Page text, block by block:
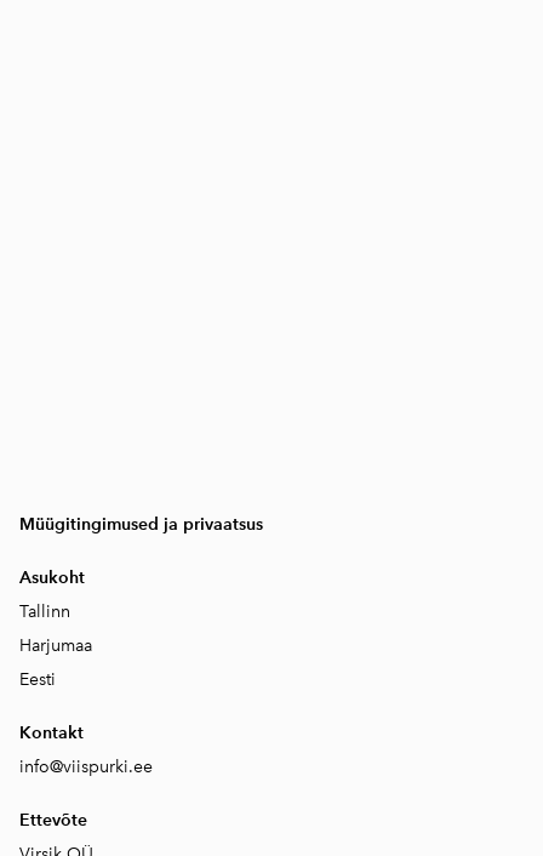
Müügitingimused ja privaatsus
Asukoht
Tallinn
Harjumaa
Eesti
Kontakt
info@viispurki.ee
Ettevõte